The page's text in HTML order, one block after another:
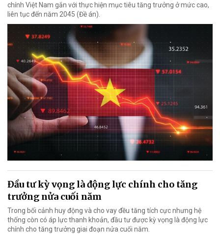
chính Việt Nam gắn với thực hiện mục tiêu tăng trưởng ở mức cao,
liên tục đến năm 2045 (Đề án).
Đầu tư kỳ vọng là động lực chính cho tăng
trưởng nửa cuối năm
Trong bối cảnh huy động và cho vay đều tăng tích cực nhưng hệ
thống còn có áp lực thanh khoản, đầu tư được kỳ vọng là động lực
chính cho tăng trưởng giai đoạn nửa cuối năm.